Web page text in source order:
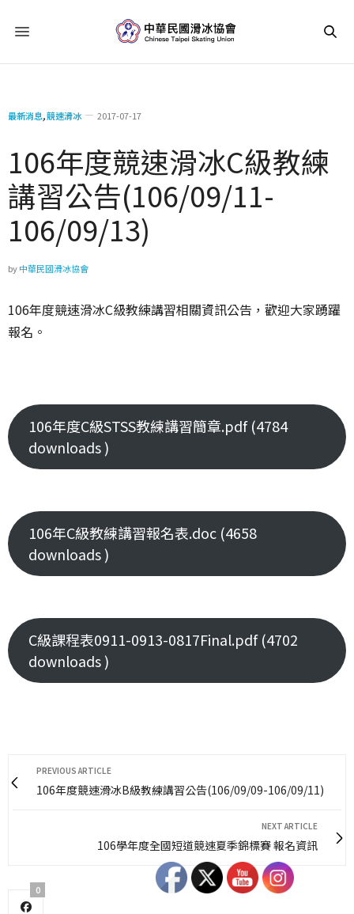
最新消息,競速滑冰 2017-07-17
106年度競速滑冰C級教練
講習公告(106/09/11-
106/09/13)
by中華民國滑冰協會
106年度競速滑冰C級教練講習相關資訊公告，歡迎大家踴躍
報名。
106年度C級STSS教練講習簡章.pdf (4784
downloads )
106年C級教練講習報名表.doc (4658
downloads )
C級課程表0911-0913-0817Final.pdf (4702
downloads )
PREVIOUS ARTICLE
106年度競速滑冰B級教練講習公告(106/09/09-106/09/11)
NEXT ARTICLE
106學年度全國短道競速夏季錦標賽 報名資訊
0